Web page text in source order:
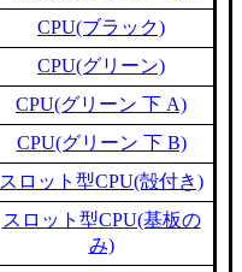
CPU(ブラック)
CPU(グリーン)
CPU(グリーン 下 A)
CPU(グリーン 下 B)
スロット型CPU(殻付き)
スロット型CPU(基板の
み)